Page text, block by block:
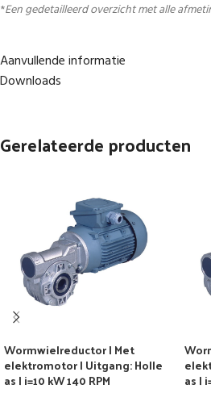
*Een gedetailleerd overzicht met alle
Aanvullende informatie
Downloads
Gerelateerde producten
Wormwielreductor | Met
elektromotor | Uitgang: Holle
as | i=10 kW 140 RPM as |